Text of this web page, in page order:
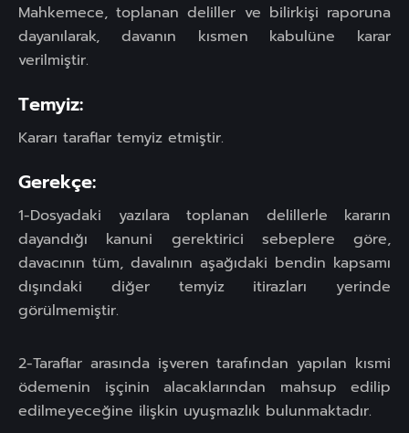
Mahkemece, toplanan deliller ve bilirkişi raporuna
dayanılarak, davanın kısmen kabulüne karar
verilmiştir.
Temyiz:
Kararı taraflar temyiz etmiştir.
Gerekçe:
1-Dosyadaki yazılara toplanan delillerle kararın
dayandığı kanuni gerektirici sebeplere göre,
davacının tüm, davalının aşağıdaki bendin kapsamı
dışındaki diğer temyiz itirazları yerinde
görülmemiştir.
2-Taraflar arasında işveren tarafından yapılan kısmi
ödemenin işçinin alacaklarından mahsup edilip
edilmeyeceğine ilişkin uyuşmazlık bulunmaktadır.